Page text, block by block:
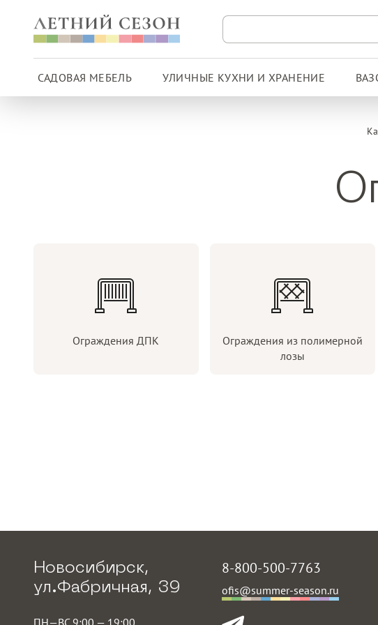
САДОВАЯ МЕБЕЛЬ УЛИЧНЫЕ КУХНИ И ХРАНЕНИЕ
Ограждения ДПК
Ограждения из полимерной
лозы
Новосибирск,
ул.Фабричная, 39
ПН—ВС 9:00 — 19:00
8-800-500-7763
ofis@summer-season.ru